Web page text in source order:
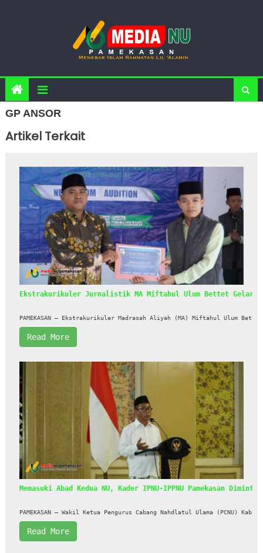
GP ANSOR
Artikel Terkait
Ekstrakurikuler Jurnalistik MA Miftahul Ulum Bettet Gelar
PAMEKASAN – Ekstrakurikuler Madrasah Aliyah (MA) Miftahul Ulum
Read More
Memasuki Abad Kedua NU, Kader IPNU-IPPNU Pamekasan
PAMEKASAN — Wakil Ketua Pengurus Cabang Nahdlatul Ulama
Read More